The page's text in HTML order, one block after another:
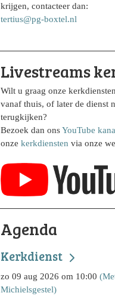
krijgen, contacteer dan:
tertius@pg-boxtel.nl
Livestreams
Wilt u graag onze
vanaf thuis, of later de dienst
terugkijken?
Bezoek dan onsYouTube
onze kerkdiensten via onze
Agenda
Kerkdienst
zo 09 aug 2026 om 10:00
Michielsgestel)